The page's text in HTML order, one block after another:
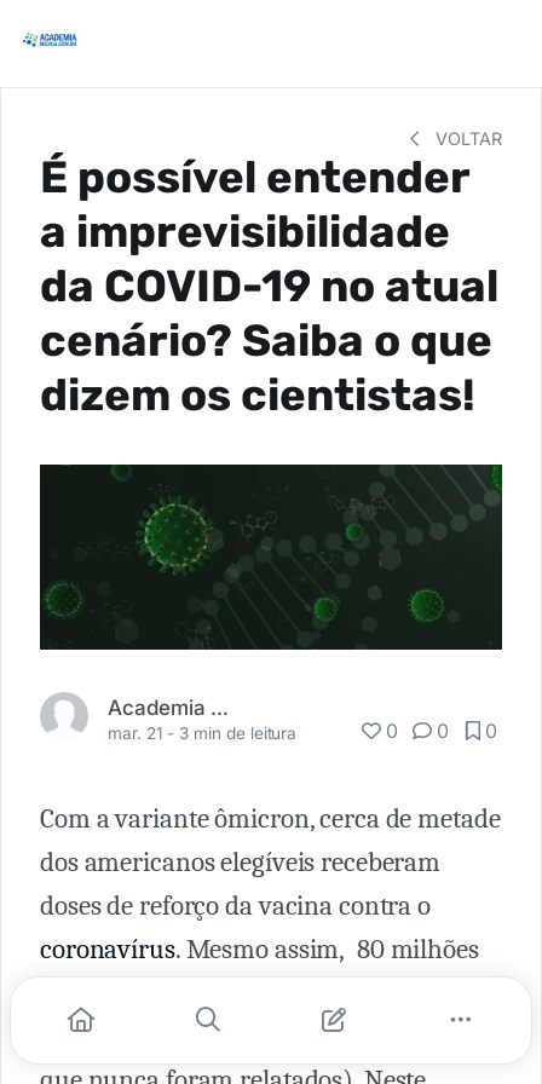
VOLTAR
É possível entender
a imprevisibilidade
da COVID-19 no atual
cenário? Saiba o que
dizem os cientistas!
Academia Médica
mar. 21 - 3 min de leitura 0 0 0
Com a variante ômicron, cerca de metade
dos americanos elegíveis receberam
doses de reforço da vacina contra o
coronavírus. Mesmo assim, 80 milhões
número pode ser maior já que há casos